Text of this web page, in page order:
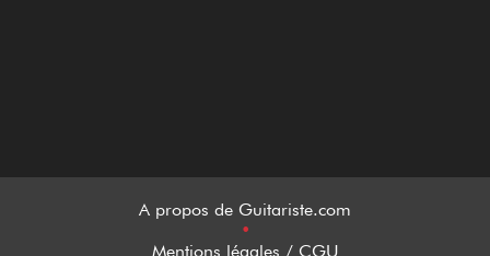
A propos de Guitariste.com
•
Mentions légales / CGU